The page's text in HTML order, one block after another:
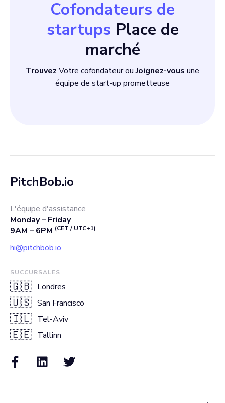
Cofondateurs de
startups Place de
marché
Trouvez Votre cofondateur ouJoignez-vous une
équipe de start-up prometteuse
PitchBob.io
L'équipe d'assistance
Monday – Friday
9AM – 6PM (CET / UTC+1)
hi@pitchbob.io
SUCCURSALES
🇬🇧 Londres
🇺🇸 San Francisco
🇮🇱 Tel-Aviv
🇪🇪 Tallinn